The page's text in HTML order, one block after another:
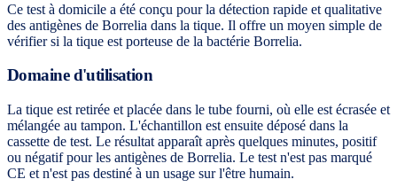
Ce test à domicile a été conçu pour la détection rapide et qualitative
des antigènes de Borrelia dans la tique. Il offre un moyen simple de
vérifier si la tique est porteuse de la bactérie Borrelia.
Domaine d'utilisation
La tique est retirée et placée dans le tube fourni, où elle est écrasée et
mélangée au tampon. L'échantillon est ensuite déposé dans la
cassette de test. Le résultat apparaît après quelques minutes, positif
ou négatif pour les antigènes de Borrelia. Le test n'est pas marqué
CE et n'est pas destiné à un usage sur l'être humain.